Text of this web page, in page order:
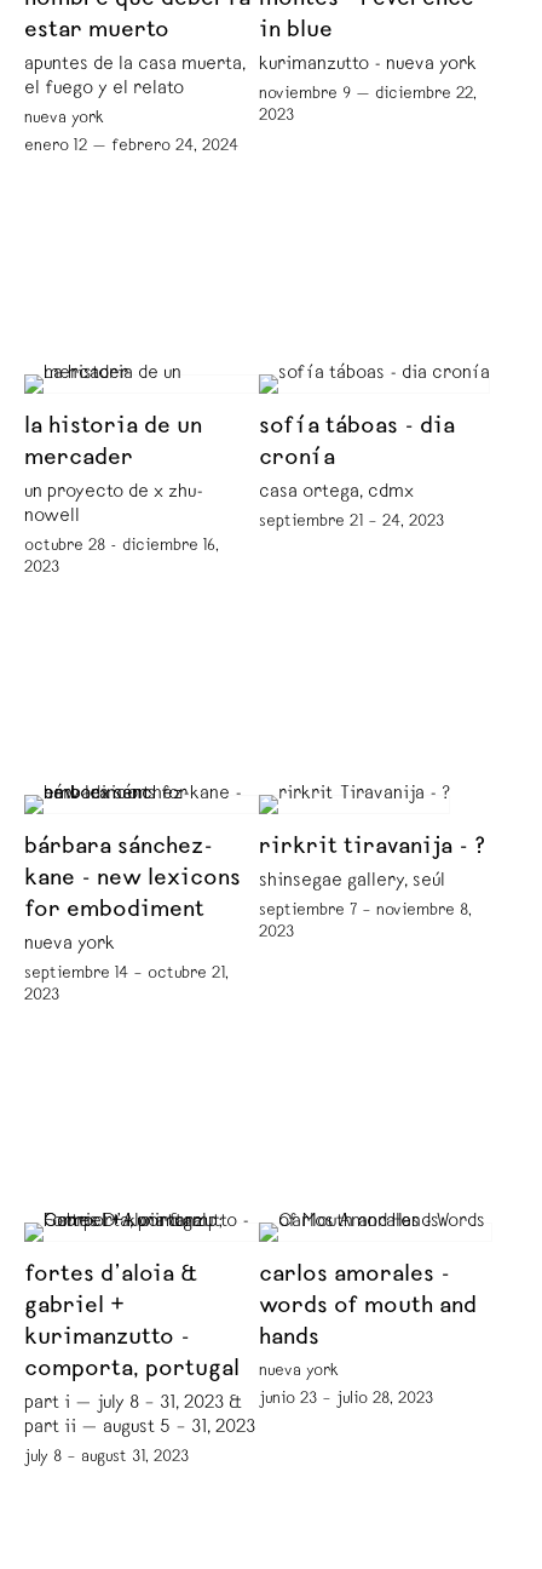
estar muerto
apuntes de la casa muerta,
el fuego y el relato
nueva york
enero 12 — febrero 24, 2024
in blue
kurimanzutto - nueva york
noviembre 9 — diciembre 22,
2023
la historia de un
mercader
un proyecto de x zhu-
nowell
octubre 28 - diciembre 16,
2023
sofía táboas - dia
cronía
casa ortega, cdmx
septiembre 21 – 24, 2023
bárbara sánchez-
kane - new lexicons
for embodiment
nueva york
septiembre 14 – octubre 21,
2023
rirkrit tiravanija - ?
shinsegae gallery, seúl
septiembre 7 – noviembre 8,
2023
fortes d’aloia &
gabriel +
kurimanzutto -
comporta, portugal
part i — july 8 – 31, 2023 &
part ii — august 5 – 31, 2023
july 8 – august 31, 2023
carlos amorales -
words of mouth and
hands
nueva york
junio 23 – julio 28, 2023